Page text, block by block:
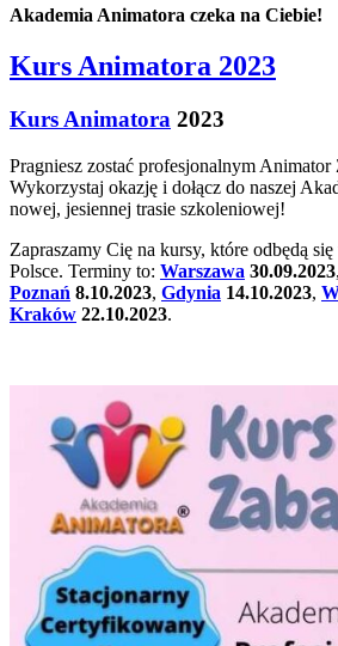
Akademia Animatora czeka na Ciebie!
Kurs Animatora 2023
Kurs Animatora 2023
Pragniesz zostać profesjonalnym
Wykorzystaj okazję i dołącz do naszej
nowej, jesiennej trasie szkoleniowej!
Zapraszamy Cię na kursy, które odbędą
Polsce. Terminy to: Warszawa 30.09.2023,
Poznań 8.10.2023, Gdynia 14.10.2023,
Kraków 22.10.2023.